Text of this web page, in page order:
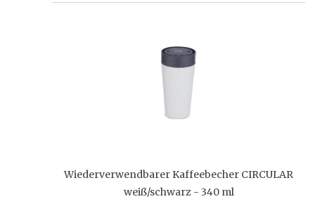
Wiederverwendbarer Kaffeebecher CIRCULAR
weiß/schwarz - 340 ml